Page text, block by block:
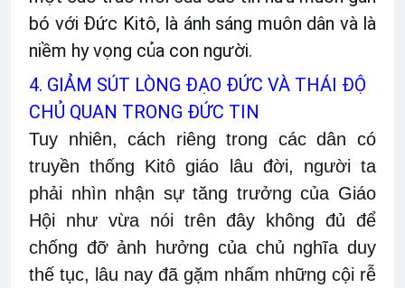
bó với Đức Kitô, là ánh sáng muôn dân và là
niềm hy vọng của con người.
4. GIẢM SÚT LÒNG ĐẠO ĐỨC VÀ THÁI ĐỘ
CHỦ QUAN TRONG ĐỨC TIN
Tuy nhiên, cách riêng trong các dân có
truyền thống Kitô giáo lâu đời, người ta
phải nhìn nhận sự tăng trưởng của Giáo
Hội như vừa nói trên đây không đủ để
chống đỡ ảnh hưởng của chủ nghĩa duy
thế tục, lâu nay đã gặm nhấm những cội rễ